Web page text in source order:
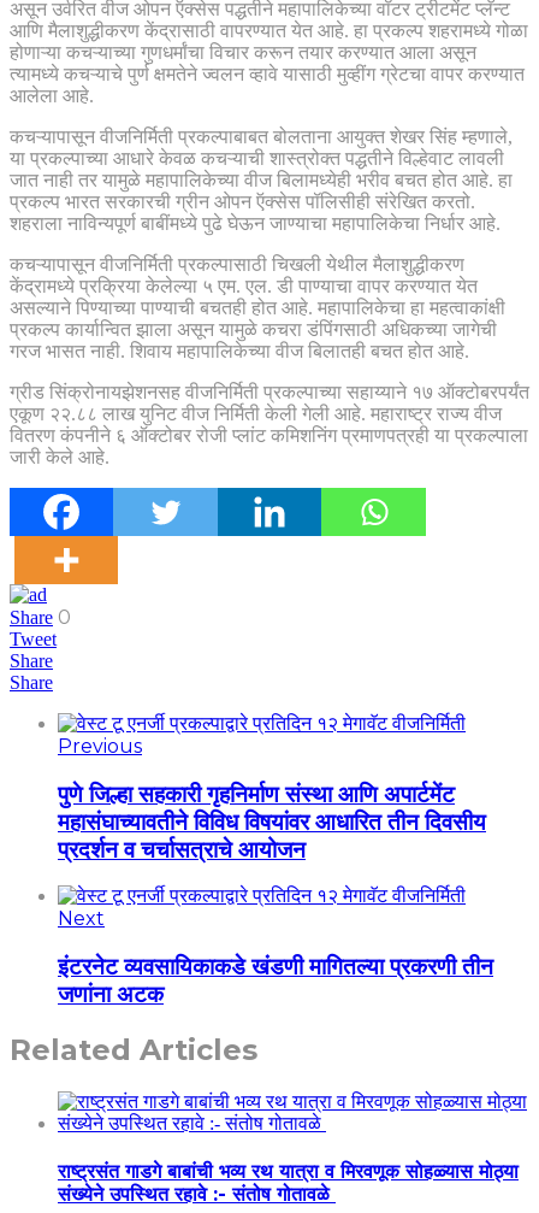
असून उर्वरित वीज ओपन ऍक्सेस पद्धतीने महापालिकेच्या वॉटर ट्रीटमेंट प्लॅन्ट
आणि मैलाशुद्धीकरण केंद्रासाठी वापरण्यात येत आहे. हा प्रकल्प शहरामध्ये गोळा
होणाऱ्या कचऱ्याच्या गुणधर्मांचा विचार करून तयार करण्यात आला असून
त्यामध्ये कचऱ्याचे पुर्ण क्षमतेने ज्वलन व्हावे यासाठी मुव्हींग ग्रेटचा वापर करण्यात
आलेला आहे.
कचऱ्यापासून वीजनिर्मिती प्रकल्पाबाबत बोलताना आयुक्त शेखर सिंह म्हणाले,
या प्रकल्पाच्या आधारे केवळ कचऱ्याची शास्त्रोक्त पद्धतीने विल्हेवाट लावली
जात नाही तर यामुळे महापालिकेच्या वीज बिलामध्येही भरीव बचत होत आहे. हा
प्रकल्प भारत सरकारची ग्रीन ओपन ऍक्सेस पॉलिसीही संरेखित करतो.
शहराला नाविन्यपूर्ण बाबींमध्ये पुढे घेऊन जाण्याचा महापालिकेचा निर्धार आहे.
कचऱ्यापासून वीजनिर्मिती प्रकल्पासाठी चिखली येथील मैलाशुद्धीकरण
केंद्रामध्ये प्रक्रिया केलेल्या ५ एम. एल. डी पाण्याचा वापर करण्यात येत
असल्याने पिण्याच्या पाण्याची बचतही होत आहे. महापालिकेचा हा महत्वाकांक्षी
प्रकल्प कार्यान्वित झाला असून यामुळे कचरा डंपिंगसाठी अधिकच्या जागेची
गरज भासत नाही. शिवाय महापालिकेच्या वीज बिलातही बचत होत आहे.
ग्रीड सिंक्रोनायझेशनसह वीजनिर्मिती प्रकल्पाच्या सहाय्याने १७ ऑक्टोबरपर्यंत
एकूण २२.८८ लाख युनिट वीज निर्मिती केली गेली आहे. महाराष्ट्र राज्य वीज
वितरण कंपनीने ६ ऑक्टोबर रोजी प्लांट कमिशनिंग प्रमाणपत्रही या प्रकल्पाला
जारी केले आहे.
Share 0
Tweet
Share
Share
Previous
पुणे जिल्हा सहकारी गृहनिर्माण संस्था आणि अपार्टमेंट
महासंघाच्यावतीने विविध विषयांवर आधारित तीन दिवसीय
प्रदर्शन व चर्चासत्राचे आयोजन
Next
इंटरनेट व्यवसायिकाकडे खंडणी मागितल्या प्रकरणी तीन
जणांना अटक
Related Articles
राष्ट्रसंत गाडगे बाबांची भव्य रथ यात्रा व मिरवणूक सोहळ्यास मोठ्या
संख्येने उपस्थित रहावे :- संतोष गोतावळे